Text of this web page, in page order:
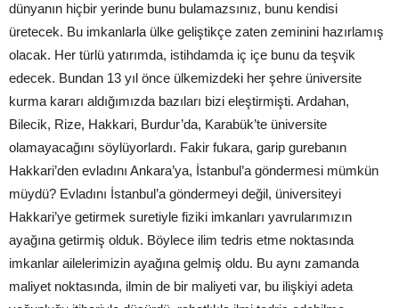
dünyanın hiçbir yerinde bunu bulamazsınız, bunu kendisi
üretecek. Bu imkanlarla ülke geliştikçe zaten zeminini hazırlamış
olacak. Her türlü yatırımda, istihdamda iç içe bunu da teşvik
edecek. Bundan 13 yıl önce ülkemizdeki her şehre üniversite
kurma kararı aldığımızda bazıları bizi eleştirmişti. Ardahan,
Bilecik, Rize, Hakkari, Burdur’da, Karabük’te üniversite
olamayacağını söylüyorlardı. Fakir fukara, garip gurebanın
Hakkari’den evladını Ankara’ya, İstanbul’a göndermesi mümkün
müydü? Evladını İstanbul’a göndermeyi değil, üniversiteyi
Hakkari’ye getirmek suretiyle fiziki imkanları yavrularımızın
ayağına getirmiş olduk. Böylece ilim tedris etme noktasında
imkanlar ailelerimizin ayağına gelmiş oldu. Bu aynı zamanda
maliyet noktasında, ilmin de bir maliyeti var, bu ilişkiyi adeta